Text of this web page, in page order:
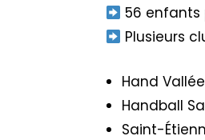
56 enfants
Plusieurs
Hand
Handball
Saint-